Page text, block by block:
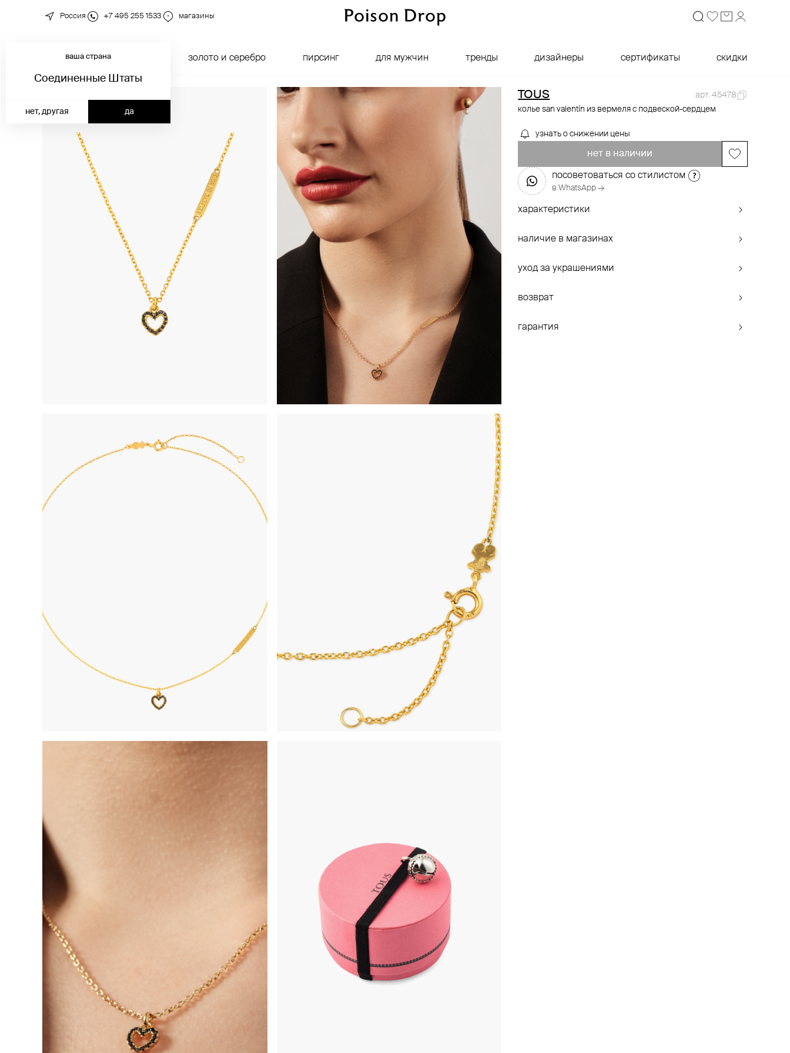
Россия +7 495 255 1533 магазины
новинки золото и серебро пирсинг для мужчин тренды дизайнеры сертификаты скидки
ваша страна
Соединенные Штаты
да
нет, другая
TOUS
арт. 45478
колье san valentín из вермеля с подвеской-сердцем
узнать о снижении цены
нет в наличии
посоветоваться со стилистом
в WhatsApp →
характеристики
наличие в магазинах
уход за украшениями
возврат
гарантия